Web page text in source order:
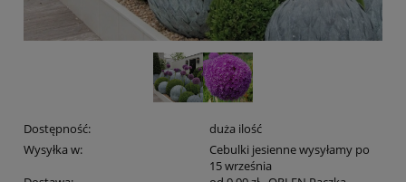
Dostępność:
duża ilość
Wysyłka w:
Cebulki jesienne wysyłamy po
15 września